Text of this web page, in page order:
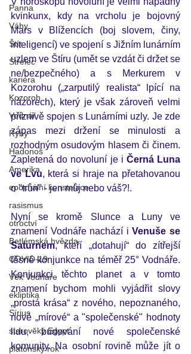
Panna
Váhy
Štír
Střelec
kariéra
Kozoroh
Vodnář
Ryby
Hadonoš
Amerika
epochální konstelace
rasismus
otroctví
Betlémská hvězda
COVID-19
Věk Vodnáře
ekliptika
Sírius
starověký Egypt
platónský rok
kvinkunx, kdy na vrcholu je bojovný
Mars v Blížencích (boj slovem, činy,
inteligencí) ve spojení s Jižním lunárním
uzlem ve Štíru (umět se vzdát či držet se
ne/bezpečného) a s Merkurem v
Kozorohu („zarputilý realista“ lpící na
názorech), který je však zároveň velmi
příznivě spojen s Lunárními uzly. Je zde
zápas mezi držení se minulosti a
rozhodným osudovým hlasem či činem.
Zapletená do novoluní je i Černá Luna
ve Lvu, která si hraje na přetahovanou
o "trůn" - jen můj nebo váš?!.
Nyní se kromě Slunce a Luny ve
znamení Vodnáře nachází i Venuše se
Saturnem, kteří „dotahují“ do zítřejší
těsné konjunkce na téměř 25° Vodnáře.
Konjunkci těchto planet a v tomto
znamení bychom mohli vyjádřit slovy
„prostá krása“ z nového, nepoznaného,
nové „mírové“ a "společenské" hodnoty
lidu, budování nové společenské
komunity. Na osobní rovině může jít o